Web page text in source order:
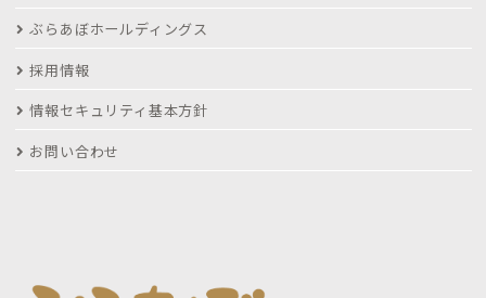
ぶらあぼホールディングス
採用情報
情報セキュリティ基本方針
お問い合わせ